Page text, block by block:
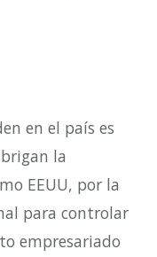
en el país es
la
EEUU, por la
para controlar
empresariado